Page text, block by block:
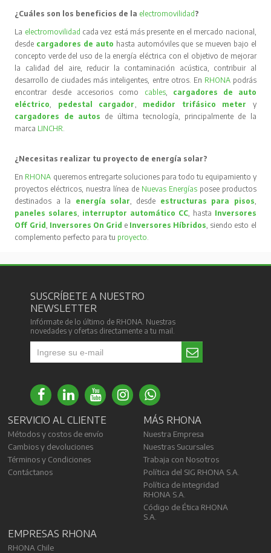
¿Cuáles son los beneficios de la electromovilidad?
La electromovilidad cada vez está más presente en el mercado nacional,
desde cargadores de auto hasta automóviles que se mueven bajo el
concepto verde del uso de la energía eléctrica con el objetivo de mejorar
la calidad del aire, reducir la contaminación acústica, contribuir al
desarrollo de ciudades más inteligentes, entre otros. En RHONA podrás
encontrar desde accesorios como cables, cargadores de auto
eléctrico
pedestal cargador medidor trifásico meter
y
cargadores de autos de última tecnología, principalmente de la
marca LINCHR
¿Necesitas realizar tu proyecto de energía solar?
En RHONA queremos entregarte soluciones para todo tu equipamiento y
proyectos eléctricos, nuestra línea de Nuevas Energíasposee productos
destinados a la energía solar , desde estructuras para pisos
paneles solares
interruptor automático CC, hasta Inversores
Off Grid Inversores On Grid e Inversores Híbridos , siendo esto el
complemento perfecto para tu proyecto
SUSCRÍBETE A NUESTRO
NEWSLETTER
Infórmate de lo último de RHONA. Nuestras
novedades y ofertas directamente a tu mail.
SERVICIO AL CLIENTE
Métodos y costos de envío
Cambios y devoluciones
Términos y Condiciones
Contáctanos
MÁS RHONA
Nuestra Empresa
Nuestras Sucursales
Trabaja con Nosotros
Política del SIG RHONA S.A.
Política de Integridad
RHONA S.A.
Código de Ética RHONA
S.A.
EMPRESAS RHONA
RHONA Chile